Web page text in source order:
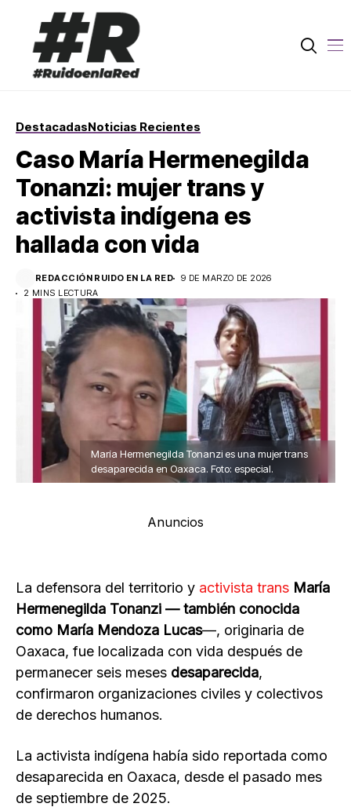
DestacadasNoticias Recientes
Caso María Hermenegilda
Tonanzi: mujer trans y
activista indígena es
hallada con vida
REDACCIÓN RUIDO EN LA RED
9 DE MARZO DE 2026
2 MINS LECTURA
María Hermenegilda Tonanzi es una mujer trans
desaparecida en Oaxaca. Foto: especial.
Anuncios
La defensora del territorio y activista trans María
Hermenegilda Tonanzi — también conocida
como María Mendoza Lucas—, originaria de
Oaxaca, fue localizada con vida después de
permanecer seis meses desaparecida,
confirmaron organizaciones civiles y colectivos
de derechos humanos.
La activista indígena había sido reportada como
desaparecida en Oaxaca, desde el pasado mes
de septiembre de 2025.